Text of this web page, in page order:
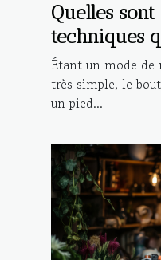
Quelles
techniques
réaliser la
plante ?
Étant un mode
très simple, le
un pied...